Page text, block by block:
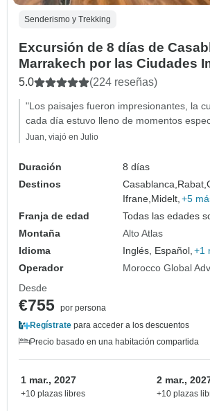
Senderismo y Trekking
Excursión de 8 días de
Marrakech por las Ciudades
las Dunas del Desierto con
Camello
5.0 (224 reseñas)
"Los paisajes fueron impresionantes, la
cada día estuvo lleno de momentos
Juan, viajó en Julio
Duración
8 días
Destinos
Casablanca,Rabat,
Ifrane,Midelt, +5
Franja de edad
Todas las edades
Montaña
Alto Atlas
Idioma
Inglés, Español, +1
Operador
Morocco Global
Desde
€755 por persona
Regístrate para acceder a los descuentos
Precio basado en una habitación compartida
1 mar., 2027
+10 plazas libres
2 mar.,
+10 plazas